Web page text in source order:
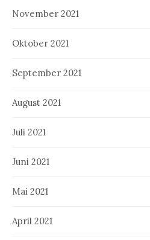
November 2021
Oktober 2021
September 2021
August 2021
Juli 2021
Juni 2021
Mai 2021
April 2021